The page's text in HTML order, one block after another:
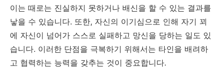
이는 때로는 진실하지 못하거나 배신을 할 수 있는 결과를
낳을 수 있습니다. 또한, 자신의 이기심으로 인해 자기 꾀
에 자신이 넘어가 스스로 실패하고 망신을 당하는 일도 있
습니다. 이러한 단점을 극복하기 위해서는 타인을 배려하
고 협력하는 능력을 갖추는 것이 중요합니다.